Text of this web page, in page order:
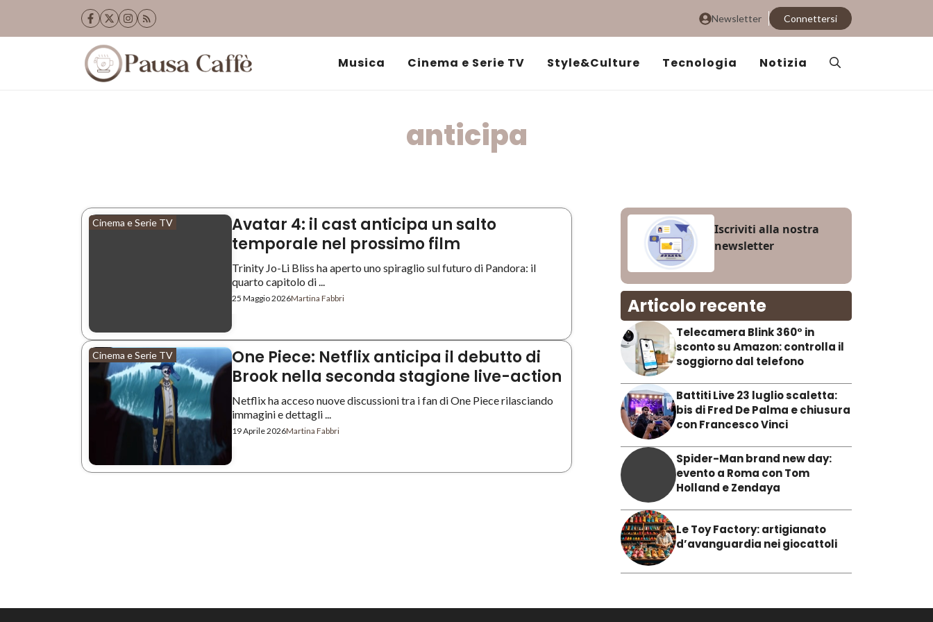
Newsletter Connettersi
Musica Cinema e Serie TV Style&Culture Tecnologia Notizia
anticipa
Cinema e Serie TV
Avatar 4: il cast anticipa un salto
temporale nel prossimo film
Trinity Jo-Li Bliss ha aperto uno spiraglio sul futuro di Pandora: il
quarto capitolo di ...
25 Maggio 2026Martina Fabbri
Cinema e Serie TV
One Piece: Netflix anticipa il debutto di
Brook nella seconda stagione live-action
Netflix ha acceso nuove discussioni tra i fan di One Piece rilasciando
immagini e dettagli ...
19 Aprile 2026Martina Fabbri
Iscriviti alla nostra
newsletter
Articolo recente
Telecamera Blink 360° in
sconto su Amazon: controlla il
soggiorno dal telefono
Battiti Live 23 luglio scaletta:
bis di Fred De Palma e chiusura
con Francesco Vinci
Spider-Man brand new day:
evento a Roma con Tom
Holland e Zendaya
Le Toy Factory: artigianato
d’avanguardia nei giocattoli